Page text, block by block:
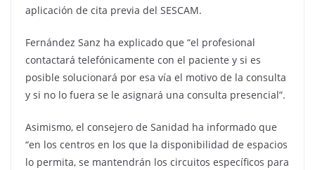
aplicación de cita previa del SESCAM.
Fernández Sanz ha explicado que “el profesional
contactará telefónicamente con el paciente y si es
posible solucionará por esa vía el motivo de la consulta
y si no lo fuera se le asignará una consulta presencial”.
Asimismo, el consejero de Sanidad ha informado que
“en los centros en los que la disponibilidad de espacios
lo permita, se mantendrán los circuitos específicos para